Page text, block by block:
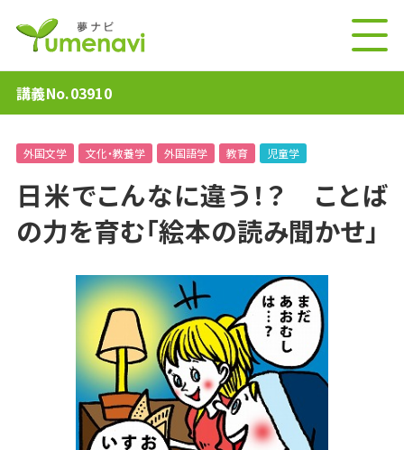
講義No.03910
外国文学 文化・教養学 外国語学 教育 児童学
日米でこんなに違う！？ ことば
の力を育む「絵本の読み聞かせ」